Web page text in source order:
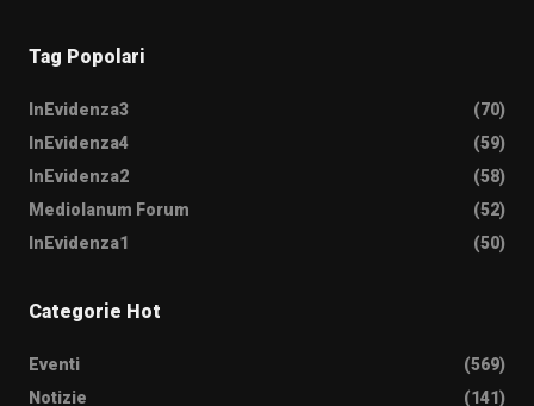
Tag Popolari
InEvidenza3
(70)
InEvidenza4
(59)
InEvidenza2
(58)
Mediolanum Forum
(52)
InEvidenza1
(50)
Categorie Hot
Eventi
(569)
Notizie
(141)